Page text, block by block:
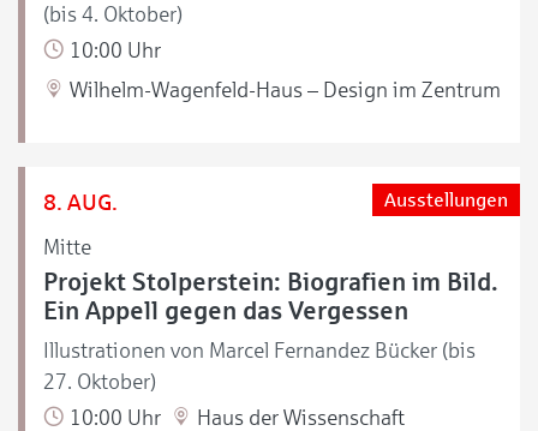
(bis 4. Oktober)
10:00 Uhr
Wilhelm-Wagenfeld-Haus – Design im Zentrum
8. AUG.
Mitte
Ausstellungen
Projekt Stolperstein: Biografien im Bild.
Ein Appell gegen das Vergessen
Illustrationen von Marcel Fernandez Bücker (bis
27. Oktober)
10:00 Uhr
Haus der Wissenschaft